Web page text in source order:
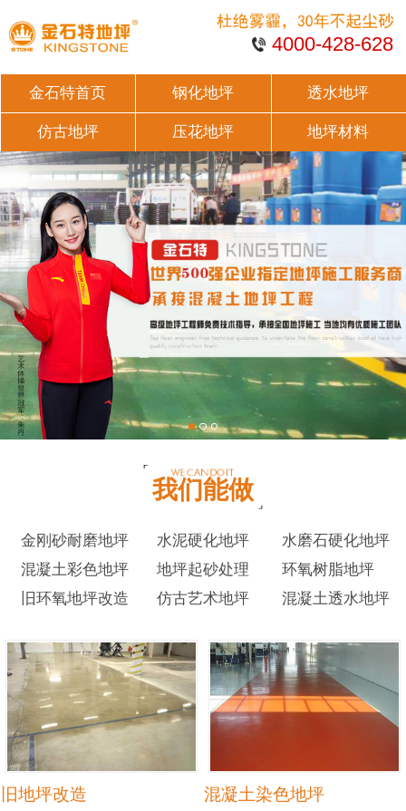
4000-428-628
金石特首页 钢化地坪 透水地坪
仿古地坪 压花地坪 地坪材料
我们能做
金刚砂耐磨地坪 水泥硬化地坪
水磨石硬化地坪
混凝土彩色地坪
地坪起砂处理
环氧树脂地坪
旧环氧地坪改造
仿古艺术地坪 混凝土透水地坪
旧地坪改造 混凝土染色地坪